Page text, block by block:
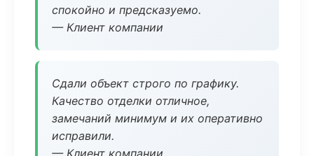
спокойно и предсказуемо.
— Клиент компании
Сдали объект строго по графику.
Качество отделки отличное,
замечаний минимум и их оперативно
исправили.
— Клиент компании